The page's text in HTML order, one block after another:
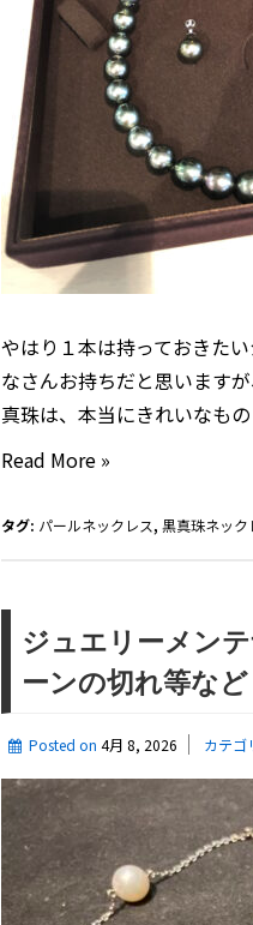
グ」
フ
ェ
ア
やはり１本は持っておきた
なさんお持ちだと思います
真珠は、本当にきれいなも
黒
珠
Read More »
タグ: パールネックレス, 黒真珠ネック
ジュエリーメン
ーンの切れ等など
Posted on 4月 8, 2026 カテゴ